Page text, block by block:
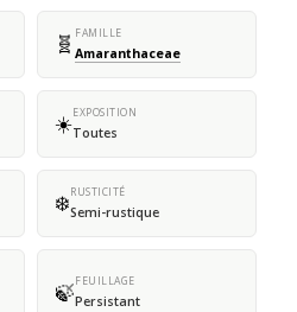
🧬 FAMILLE
Amaranthaceae
☀️EXPOSITION
Toutes
❄️RUSTICITÉ
Semi-rustique
🍃FEUILLAGE
Persistant